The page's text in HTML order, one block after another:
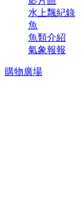
水上飄紀錄
魚
魚類介紹
氣象報報
購物廣場